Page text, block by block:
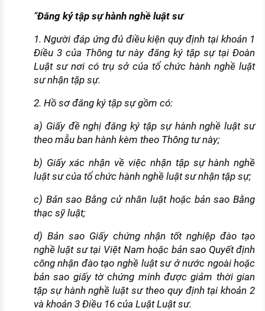
“Đăng ký tập sự hành nghề luật sư
1. Người đáp ứng đủ điều kiện quy định tại khoản 1
Điều 3 của Thông tư này đăng ký tập sự tại Đoàn
Luật sư nơi có trụ sở của tổ chức hành nghề luật
sư nhận tập sự.
2. Hồ sơ đăng ký tập sự gồm có:
a) Giấy đề nghị đăng ký tập sự hành nghề luật sư
theo mẫu ban hành kèm theo Thông tư này;
b) Giấy xác nhận về việc nhận tập sự hành nghề
luật sư của tổ chức hành nghề luật sư nhận tập sự;
c) Bản sao Bằng cử nhân luật hoặc bản sao Bằng
thạc sỹ luật;
d) Bản sao Giấy chứng nhận tốt nghiệp đào tạo
nghề luật sư tại Việt Nam hoặc bản sao Quyết định
công nhận đào tạo nghề luật sư ở nước ngoài hoặc
bản sao giấy tờ chứng minh được giảm thời gian
tập sự hành nghề luật sư theo quy định tại khoản 2
và khoản 3 Điều 16 của Luật Luật sư.